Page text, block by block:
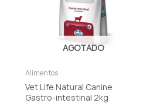
AGOTADO
Alimentos
Vet Life Natural Canine
Gastro-intestinal 2kg